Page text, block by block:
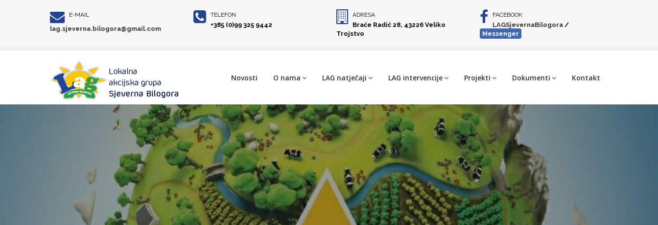
E-MAIL
lag.sjeverna.bilogora@gmail.com
TELEFON
+385 (0)99 325 9442
ADRESA
Braće Radić 28, 43226 Veliko
Trojstvo
FACEBOOK
LAGSjevernaBilogora/
Messenger
Novosti O nama LAG natječaji LAG intervencije Projekti Dokumenti Kontakt